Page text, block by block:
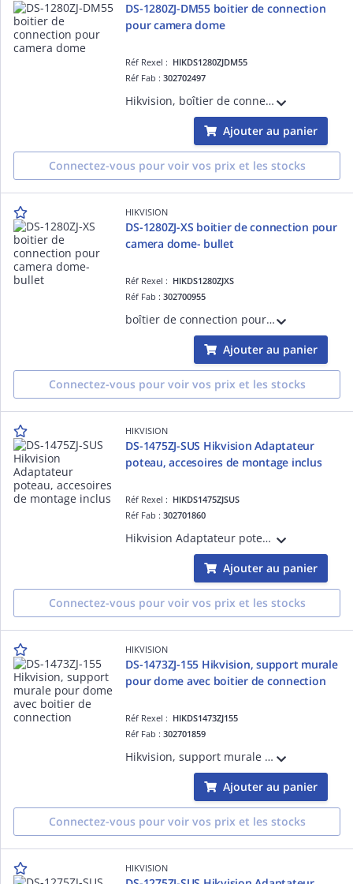
DS-1280ZJ-DM55 boitier de connection
pour camera dome
Réf Rexel : HIKDS1280ZJDM55
Réf Fab :302702497
Hikvision, boîtier de connection pour camera domecouleure Hik blanc ,alu, diam.155 mm
Ajouter au panier
Connectez-vous pour voir vos prix et les stocks
HIKVISION
DS-1280ZJ-XS boitier de connection pour
camera dome- bullet
Réf Rexel : HIKDS1280ZJXS
Réf Fab :302700955
boîtier de connection pour camera dome- bulletcouleure Hik blanc, alu ,100×43,29mm
Ajouter au panier
Connectez-vous pour voir vos prix et les stocks
HIKVISION
DS-1475ZJ-SUS Hikvision Adaptateur
poteau, accesoires de montage inclus
Réf Rexel : HIKDS1475ZJSUS
Réf Fab :302701860
Hikvision Adaptateur poteau, accesoires de montage incluscouleure Hik blanc ,inox, compatible avec support murale (DS-1473ZJ-135), 127×46×250mm
Ajouter au panier
Connectez-vous pour voir vos prix et les stocks
HIKVISION
DS-1473ZJ-155 Hikvision, support murale
pour dome avec boitier de connection
Réf Rexel : HIKDS1473ZJ155
Réf Fab :302701859
Hikvision, support murale pour dome avec boîtier de connectioncouleure Hik blanc, avec box de connection, alu, diam.155×182×120mm
Ajouter au panier
Connectez-vous pour voir vos prix et les stocks
HIKVISION